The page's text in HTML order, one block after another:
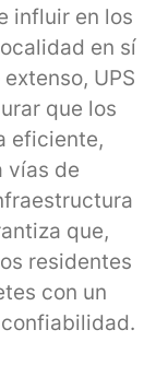
influir en los
en sí
UPS
que los
eficiente,
vías de
que,
residentes
con un